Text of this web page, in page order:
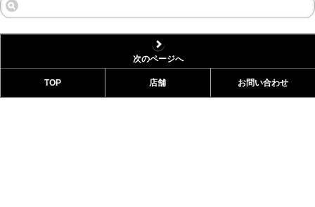
次のページへ
TOP 店舗 お問い合わせ